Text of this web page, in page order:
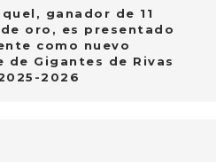
ganador de 11
oro, es presentado
como nuevo
de Gigantes de Rivas
2026